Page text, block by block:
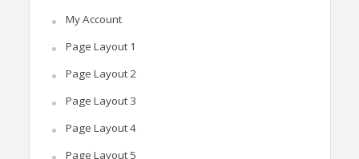
My Account
Page Layout 1
Page Layout 2
Page Layout 3
Page Layout 4
Page Layout 5